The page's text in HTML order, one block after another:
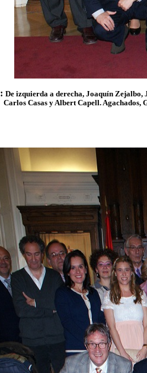
: De izquierda a derecha, Joaquín
Carlos Casas y Albert Capell.